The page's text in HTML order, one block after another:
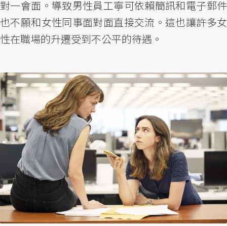
對一會面。導致男性員工寧可依賴簡訊和電子郵件
也不願和女性同事面對面直接交流。這也讓許多女
性在職場的升遷受到不公平的待遇。